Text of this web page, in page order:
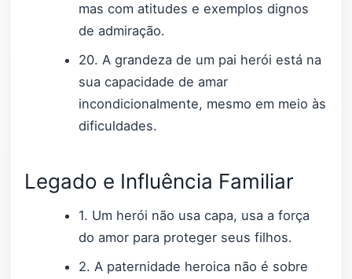
mas com atitudes e exemplos dignos
de admiração.
20. A grandeza de um pai herói está na
sua capacidade de amar
incondicionalmente, mesmo em meio às
dificuldades.
Legado e Influência Familiar
1. Um herói não usa capa, usa a força
do amor para proteger seus filhos.
2. A paternidade heroica não é sobre